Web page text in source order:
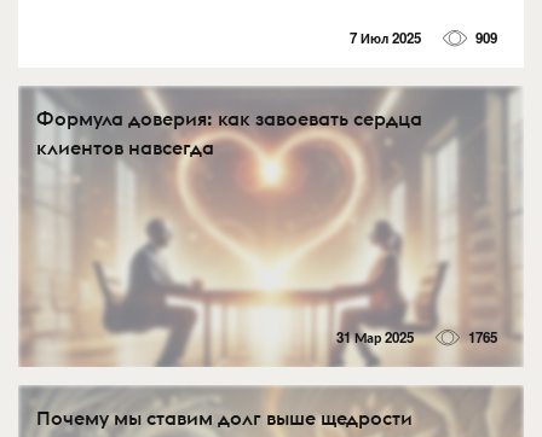
7 Июл 2025 909
Формула доверия: как завоевать сердца
клиентов навсегда
31 Мар 2025 1765
Почему мы ставим долг выше щедрости